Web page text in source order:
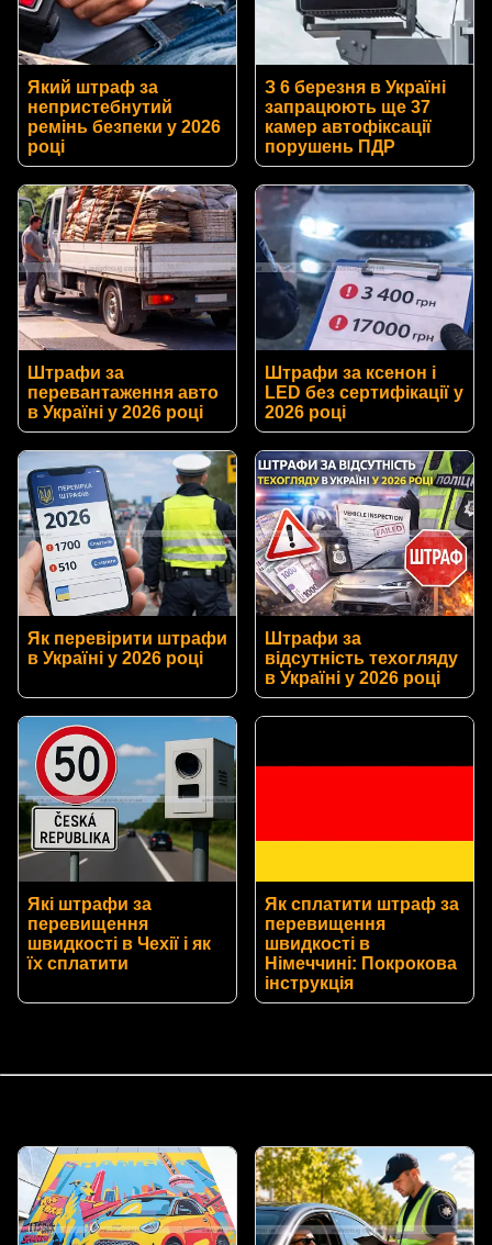
Який штраф за
непристебнутий
ремінь безпеки у 2026
році
З 6 березня в Україні
запрацюють ще 37
камер автофіксації
порушень ПДР
Штрафи за
перевантаження авто
в Україні у 2026 році
Штрафи за ксенон і
LED без сертифікації у
2026 році
Як перевірити штрафи
в Україні у 2026 році
Штрафи за
відсутність техогляду
в Україні у 2026 році
Які штрафи за
перевищення
швидкості в Чехії і як
їх сплатити
Як сплатити штраф за
перевищення
швидкості в
Німеччині: Покрокова
інструкція